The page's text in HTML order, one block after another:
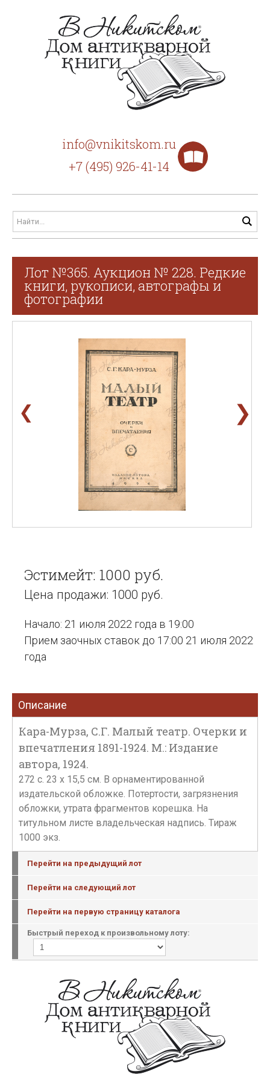
info@vnikitskom.ru
+7 (495) 926-41-14
Лот №365. Аукцион № 228. Редкие
книги, рукописи, автографы и
фотографии
❮ ❯
Эстимейт: 1000 руб.
Цена продажи: 1000 руб.
Начало: 21 июля 2022 года в 19:00
Прием заочных ставок до 17:00 21 июля 2022
года
Описание
Кара-Мурза, С.Г. Малый театр. Очерки и
впечатления 1891-1924. М.: Издание
автора, 1924.
272 с. 23 х 15,5 см. В орнаментированной
издательской обложке. Потертости, загрязнения
обложки, утрата фрагментов корешка. На
титульном листе владельческая надпись. Тираж
1000 экз.
Перейти на предыдущий лот
Перейти на следующий лот
Перейти на первую страницу каталога
Быстрый переход к произвольному лоту: